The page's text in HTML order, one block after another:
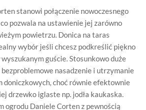
stanowi połączenie nowoczesnego
pozwala na ustawienie jej zarówno
powietrzu. Donica na taras
wybór jeśli chcesz podkreślić piękno
guście. Stosunkowo duże
nasadzenie i utrzymanie
doniczkowych, choć równie efektownie
drzewko iglaste np. jodła kaukaska.
ogrodu Daniele Corten z pewnością